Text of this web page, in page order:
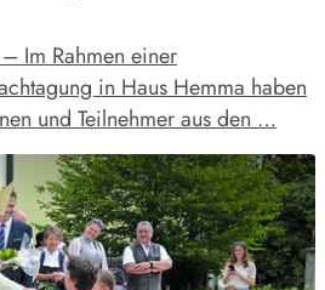
Im Rahmen einer
in Haus Hemma haben
und Teilnehmer aus den …